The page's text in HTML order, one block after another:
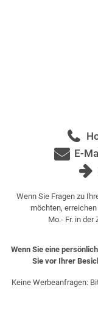
E-
Wenn Sie Fragen zu
möchten,
Mo.- Fr. in der
Wenn Sie eine
Sie vor Ihrer
Keine Werbeanfragen: